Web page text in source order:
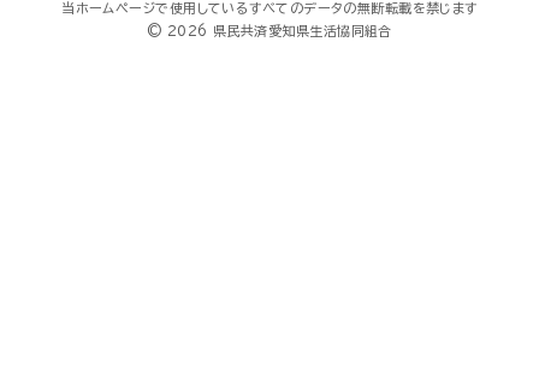
当ホームページで使用しているすべてのデータの無断転載を禁じます
© 2026 県民共済愛知県生活協同組合